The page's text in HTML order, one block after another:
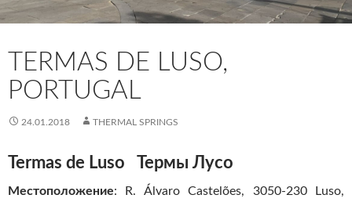
TERMAS DE LUSO,
PORTUGAL
24.01.2018 THERMAL SPRINGS
Termas de Luso Термы Лусо
Местоположение: R. Álvaro Castelões, 3050-230 Luso,